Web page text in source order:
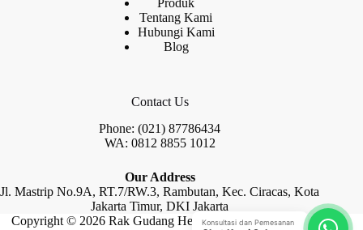
Produk
Tentang Kami
Hubungi Kami
Blog
Contact Us
Phone: (021) 87786434
WA: 0812 8855 1012
Our Address
Jl. Mastrip No.9A, RT.7/RW.3, Rambutan, Kec. Ciracas, Kota
Jakarta Timur, DKI Jakarta
Copyright © 2026 Rak Gudang Heayy Duty by Raja Rak
Konsultasi dan Pemesanan